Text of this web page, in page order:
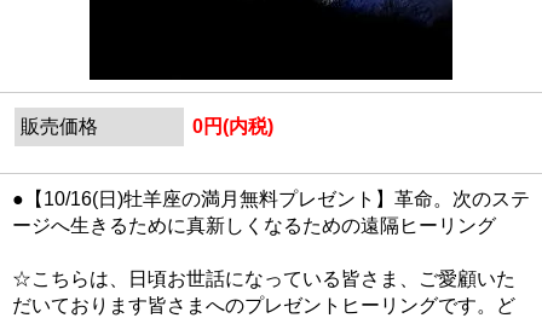
販売価格 0円(内税)
●【10/16(日)牡羊座の満月無料プレゼント】革命。次のステ
ージへ生きるために真新しくなるための遠隔ヒーリング
☆こちらは、日頃お世話になっている皆さま、ご愛顧いた
だいております皆さまへのプレゼントヒーリングです。ど